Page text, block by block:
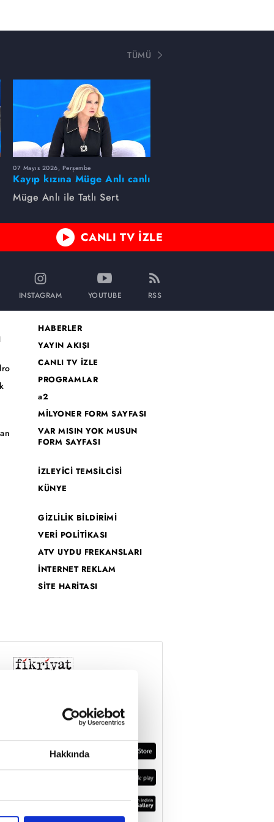
Hakkında
TÜMÜ
07 Mayıs 2026, Perşembe
Kayıp kızına Müge Anlı canlı
yayında kavuştu
Müge Anlı ile Tatlı Sert
CANLI TV İZLE
INSTAGRAM YOUTUBE RSS
HABERLER
YAYIN AKIŞI
CANLI TV İZLE
PROGRAMLAR
a2
MİLYONER FORM SAYFASI
VAR MISIN YOK MUSUN
FORM SAYFASI
İZLEYİCİ TEMSİLCİSİ
KÜNYE
GİZLİLİK BİLDİRİMİ
VERİ POLİTİKASI
ATV UYDU FREKANSLARI
İNTERNET REKLAM
SİTE HARİTASI